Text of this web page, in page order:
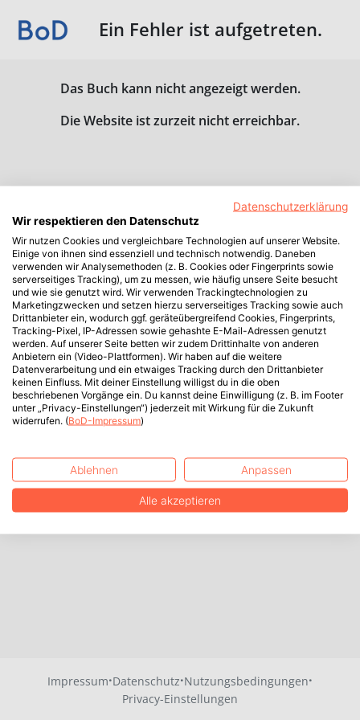
Ein Fehler ist aufgetreten.
Das Buch kann nicht angezeigt werden.
Die Website ist zurzeit nicht erreichbar.
Impressum·Datenschutz·Nutzungsbedingungen·
Privacy-Einstellungen
Datenschutzerklärung
Wir respektieren den Datenschutz
Wir nutzen Cookies und vergleichbare Technologien auf unserer Website.
Einige von ihnen sind essenziell und technisch notwendig. Daneben
verwenden wir Analysemethoden (z. B. Cookies oder Fingerprints sowie
serverseitiges Tracking), um zu messen, wie häufig unsere Seite besucht
und wie sie genutzt wird. Wir verwenden Trackingtechnologien zu
Marketingzwecken und setzen hierzu serverseitiges Tracking sowie auch
Drittanbieter ein, wodurch ggf. geräteübergreifend Cookies, Fingerprints,
Tracking-Pixel, IP-Adressen sowie gehashte E-Mail-Adressen genutzt
werden. Auf unserer Seite betten wir zudem Drittinhalte von anderen
Anbietern ein (Video-Plattformen). Wir haben auf die weitere
Datenverarbeitung und ein etwaiges Tracking durch den Drittanbieter
keinen Einfluss. Mit deiner Einstellung willigst du in die oben
beschriebenen Vorgänge ein. Du kannst deine Einwilligung (z. B. im Footer
unter „Privacy-Einstellungen“) jederzeit mit Wirkung für die Zukunft
widerrufen. (BoD-Impressum)
Ablehnen Anpassen
Alle akzeptieren